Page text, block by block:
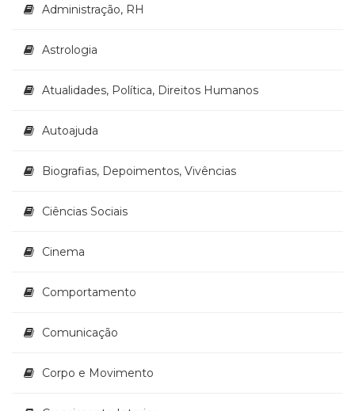
Televisão
Temas
africanos
Terapia
(21)
e
Turismo
Vida
(32)
Administração, RH
Astrologia
Atualidades, Política, Direitos Humanos
Autoajuda
Biografias, Depoimentos, Vivências
Ciências Sociais
Cinema
Comportamento
Comunicação
Corpo e Movimento